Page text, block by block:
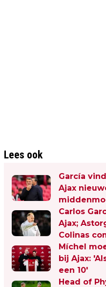
Lees ook
García
Ajax
Carlos
Ajax;
Colinas
Míchel
bij Ajax:
een 10'
Head of